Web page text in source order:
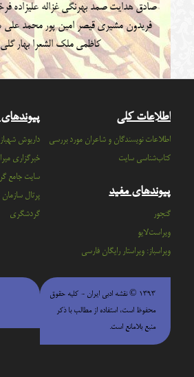
صادق هدایتصمد بهرنگی غزاله علیزاده
فریدون مشیری قیصر امین پور محمد علی
کاظمی ملک الشعرا بهار
اطلاعات کلی
اطلاعات نویسندگان و شاعران مورد بررسی
کتاب‌شناسی سایت
پیوندهای مفید
گنجور
ویراست‌لایو
ویراسباز: ویراستار رایگان فارسی
داریوش
خبرگزاری
سايت جامع
پرتال
گردشگري
۱۳۹۳ © نقشه ادبی ایران - كليه حقوق
محفوظ است، استفاده از مطالب با ذكر
منبع بلامانع است.